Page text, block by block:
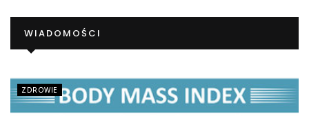
WIADOMOŚCI
ZDROWIE